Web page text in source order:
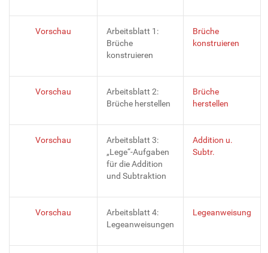
Vorschau
Arbeitsblatt 1:
Brüche
konstruieren
Brüche
konstruieren
Vorschau
Arbeitsblatt 2:
Brüche herstellen
Brüche
herstellen
Vorschau
Arbeitsblatt 3:
„Lege“-Aufgaben
für die Addition
und Subtraktion
Addition u.
Subtr.
Vorschau
Arbeitsblatt 4:
Legeanweisungen
Legeanweisung